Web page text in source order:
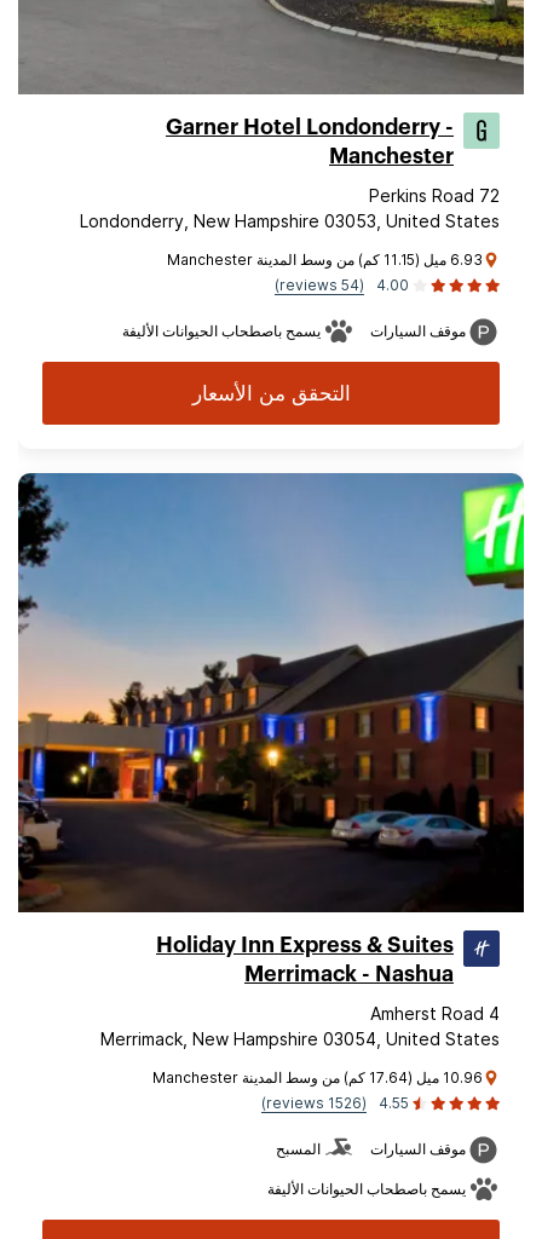
Garner Hotel Londonderry -
Manchester
72 Perkins Road
Londonderry, New Hampshire 03053, United States
6.93 ميل (11.15 كم) من وسط المدينة Manchester
4.00
(54 reviews)
موقف السيارات يسمح باصطحاب الحيوانات الأليفة
التحقق من الأسعار
Holiday Inn Express & Suites
Merrimack - Nashua
4 Amherst Road
Merrimack, New Hampshire 03054, United States
10.96 ميل (17.64 كم) من وسط المدينة Manchester
4.55
(1526 reviews)
موقف السيارات المسبح
يسمح باصطحاب الحيوانات الأليفة